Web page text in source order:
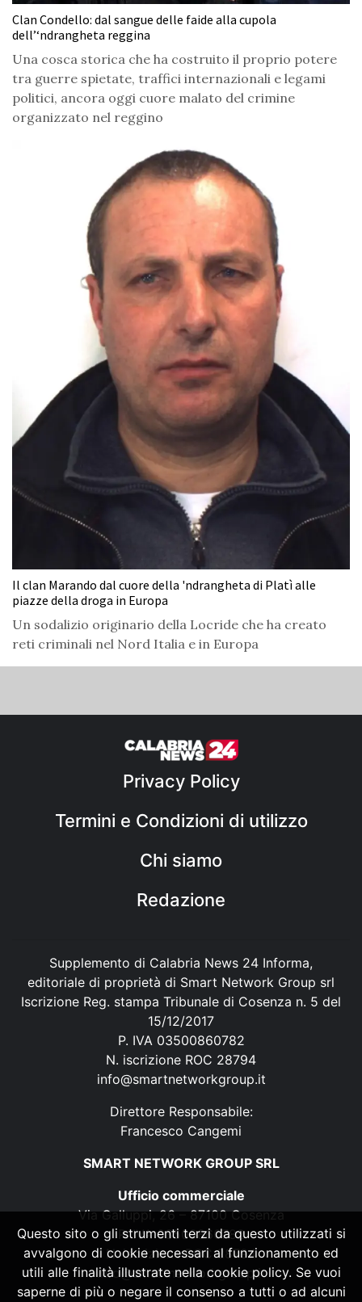
Clan Condello: dal sangue delle faide alla cupola
dell’‘ndrangheta reggina
Una cosca storica che ha costruito il proprio potere
tra guerre spietate, traffici internazionali e legami
politici, ancora oggi cuore malato del crimine
organizzato nel reggino
Il clan Marando dal cuore della 'ndrangheta di Platì alle
piazze della droga in Europa
Un sodalizio originario della Locride che ha creato
reti criminali nel Nord Italia e in Europa
Privacy Policy
Termini e Condizioni di utilizzo
Chi siamo
Redazione
Supplemento di Calabria News 24 Informa,
editoriale di proprietà di Smart Network Group srl
Iscrizione Reg. stampa Tribunale di Cosenza n. 5 del
15/12/2017
P. IVA 03500860782
N. iscrizione ROC 28794
info@smartnetworkgroup.it
Direttore Responsabile:
Francesco Cangemi
SMART NETWORK GROUP SRL
Ufficio commerciale
Via Galluppi, 26 – 87100 Cosenza
P. IVA 03500860782
N. iscrizione ROC 28794
info@smartnetworkgroup.it
Questo sito o gli strumenti terzi da questo utilizzati si
avvalgono di cookie necessari al funzionamento ed
utili alle finalità illustrate nella cookie policy. Se vuoi
saperne di più o negare il consenso a tutti o ad alcuni